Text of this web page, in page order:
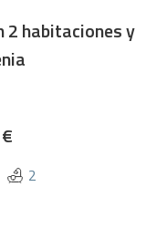
2 habitaciones y
2